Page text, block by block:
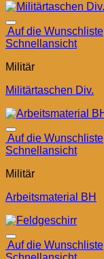
Auf die Wunschliste
Schnellansicht
Militär
Militärtaschen Div.
Auf die Wunschliste
Schnellansicht
Militär
Arbeitsmaterial BH
Auf die Wunschliste